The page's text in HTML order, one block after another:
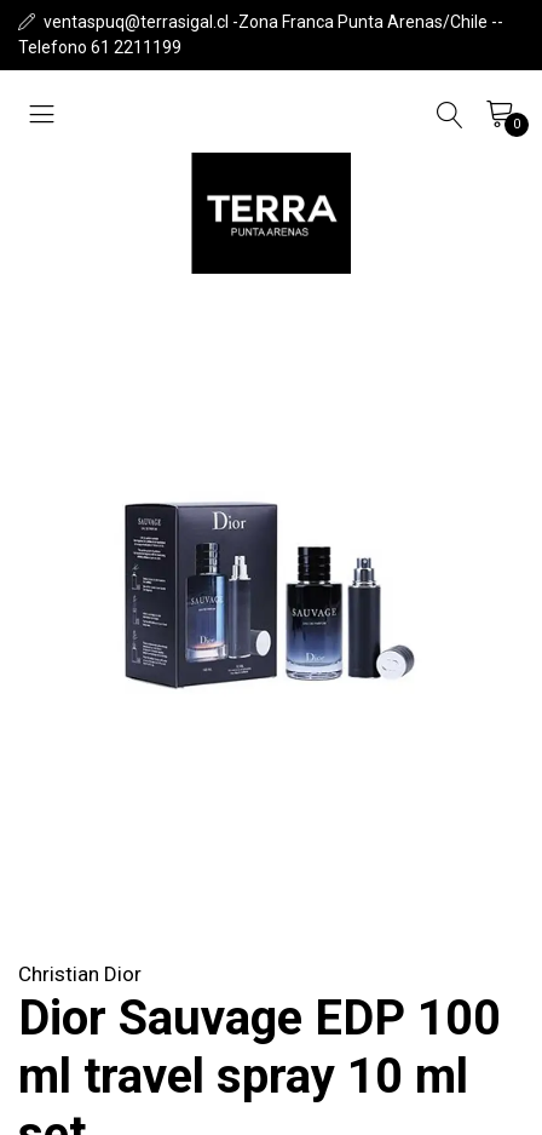
ventaspuq@terrasigal.cl -Zona Franca Punta Arenas/Chile --
Telefono 61 2211199
0
Christian Dior
Dior Sauvage EDP 100
ml travel spray 10 ml